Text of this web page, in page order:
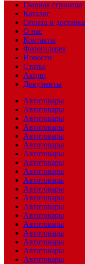
Главная страница
Каталог
Оплата и доставка
О нас
Контакты
Фотогалерея
Новости
Статья
Акции
Документы
Автотовары
Автотовары
Автотовары
Автотовары
Автотовары
Автотовары
Автотовары
Автотовары
Автотовары
Автотовары
Автотовары
Автотовары
Автотовары
Автотовары
Автотовары
Автотовары
Автотовары
Автотовары
Автотовары